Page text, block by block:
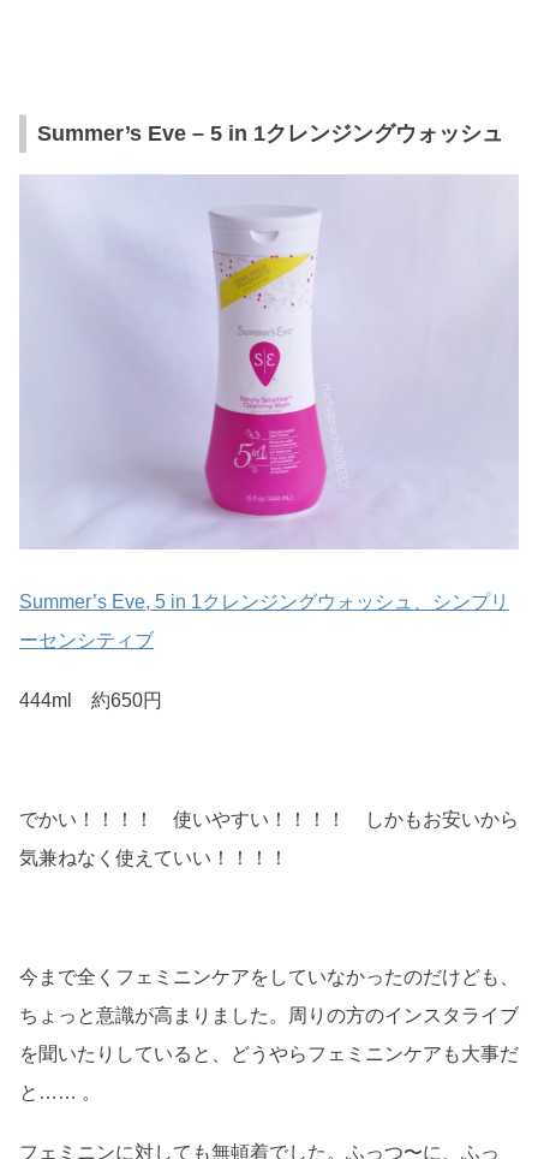
Summer’s Eve – 5 in 1クレンジングウォッシュ
Summer’s Eve, 5 in 1クレンジングウォッシュ、シンプリ
ーセンシティブ
444ml 約650円
でかい！！！！ 使いやすい！！！！ しかもお安いから
気兼ねなく使えていい！！！！
今まで全くフェミニンケアをしていなかったのだけども、
ちょっと意識が高まりました。周りの方のインスタライブ
を聞いたりしていると、どうやらフェミニンケアも大事だ
と…… 。
フェミニンに対しても無頓着でした。ふっつ〜に、ふっ